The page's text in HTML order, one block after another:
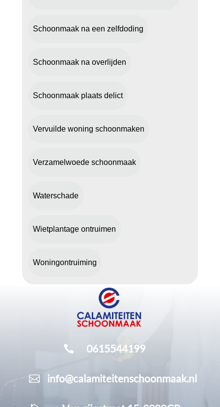
Schoonmaak na een zelfdoding
Schoonmaak na overlijden
Schoonmaak plaats delict
Vervuilde woning schoonmaken
Verzamelwoede schoonmaak
Waterschade
Wietplantage ontruimen
Woningontruiming
 0615544199
 info@calamiteitenschoonmaak.nl